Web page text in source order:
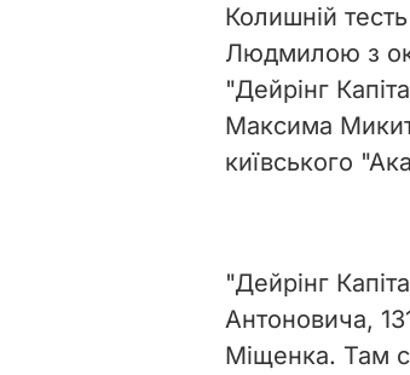
Колишній
Людмилою з
"Дейрінг
Максима
київського
"Дейрінг
Антоновича,
Міщенка. Там